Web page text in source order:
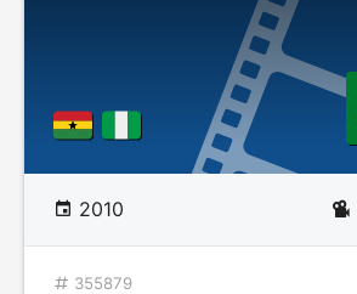
2010
355879